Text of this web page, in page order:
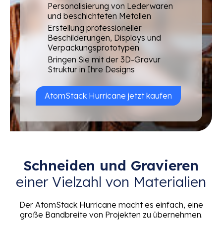
Personalisierung von Lederwaren
und beschichteten Metallen
Erstellung professioneller
Beschilderungen, Displays und
Verpackungsprototypen
Bringen Sie mit der 3D-Gravur
Struktur in Ihre Designs
AtomStack Hurricane jetzt kaufen
Schneiden und Gravieren
einer Vielzahl von Materialien
Der AtomStack Hurricane macht es einfach, eine
große Bandbreite von Projekten zu übernehmen.